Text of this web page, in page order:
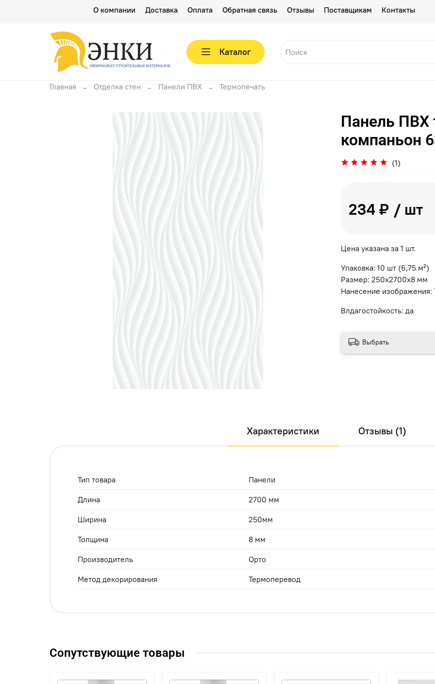
О компании Доставка Оплата Обратная связь Отзывы Поставщикам Контакты
Каталог
Главная Отделка стен Панели ПВХ Термопечать
Панель ПВХ
компаньон
(1)
234 ₽ / шт
Цена указана за 1 шт.
Упаковка: 10 шт (6,75 м²)
Размер: 250х2700х8 мм
Нанесение изображения:
Влдагостойкость: да
Выбрать
Характеристики Отзывы (1)
Тип товара Панели
Длина 2700 мм
Ширина 250мм
Толщина 8 мм
Производитель Орто
Метод декорирования Термоперевод
Сопутствующие товары